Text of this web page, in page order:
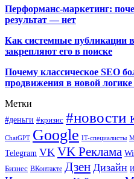
Перформанс-маркетинг:
результат — нет
Как системные публикации
закрепляют его в поиске
Почему классическое SEO
продвижения в новой логике
Метки
#деньги #кризис #новости
ChatGPT Google IT-специалисты
Telegram VK VK Реклама
Бизнес ВКонтакте Дзен Дизайн